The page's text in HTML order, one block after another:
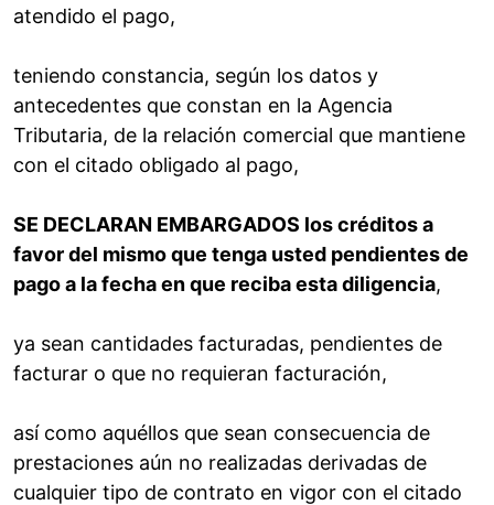
atendido el pago,
teniendo constancia, según los datos y
antecedentes que constan en la Agencia
Tributaria, de la relación comercial que mantiene
con el citado obligado al pago,
SE DECLARAN EMBARGADOS los créditos a
favor del mismo que tenga usted pendientes de
pago a la fecha en que reciba esta diligencia,
ya sean cantidades facturadas, pendientes de
facturar o que no requieran facturación,
así como aquéllos que sean consecuencia de
prestaciones aún no realizadas derivadas de
cualquier tipo de contrato en vigor con el citado